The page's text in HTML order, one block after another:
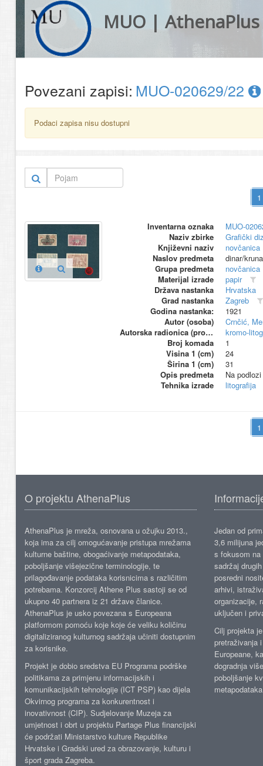
MUO | AthenaPlus
Povezani zapisi: MUO-020629/22
Podaci zapisa nisu dostupni
Inventarna oznaka
MUO-
Naziv zbirke
Grafički
Književni naziv
novčanica
Naslov predmeta
dinar/kruna
Grupa predmeta
novčanica
Materijal izrade
papir
Država nastanka
Hrvatska
Grad nastanka
Zagreb
Godina nastanka:
1921
Autor (osoba)
Crnčić,
Autorska radionica (proizvođač)
kromo-
Broj komada
1
Visina 1 (cm)
24
Širina 1 (cm)
31
Opis predmeta
Na
Tehnika izrade
litografija
O projektu AthenaPlus
AthenaPlus je mreža, osnovana u ožujku 2013.,
koja ima za cilj omogućavanje pristupa mrežama
kulturne baštine, obogaćivanje metapodataka,
poboljšanje višejezične terminologije, te
prilagođavanje podataka korisnicima s različitim
potrebama. Konzorcij Athene Plus sastoji se od
ukupno 40 partnera iz 21 države članice.
AthenaPlus je usko povezana s Europeana
platformom pomoću koje koje će veliku količinu
digitaliziranog kulturnog sadržaja učiniti dostupnim
za korisnike.
Projekt je dobio sredstva EU Programa podrške
politikama za primjenu informacijskih i
komunikacijskih tehnologije (ICT PSP) kao dijela
Okvirnog programa za konkurentnost i
inovativnost (CIP). Sudjelovanje Muzeja za
umjetnost i obrt u projektu Partage Plus financijski
će podržati Ministarstvo kulture Republike
Hrvatske i Gradski ured za obrazovanje, kulturu i
šport grada Zagreba.
Jedan od
3,6 milijuna
s fokusom
sadržaj
posredni
arhivi,
organizacije,
uključen i
Cilj projekta
pretraživanja
Europeane,
dogradnja
poboljšanje